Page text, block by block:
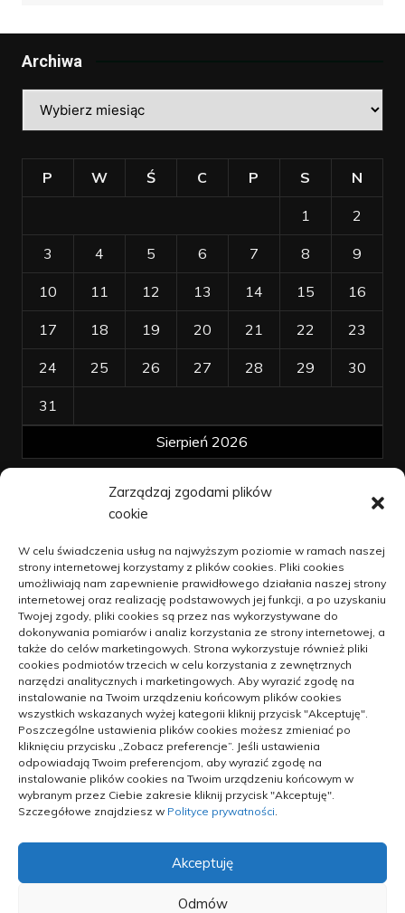
Zarządzaj zgodami plików
cookie
W celu świadczenia usług na najwyższym poziomie w ramach naszej
strony internetowej korzystamy z plików cookies. Pliki cookies
umożliwiają nam zapewnienie prawidłowego działania naszej strony
internetowej oraz realizację podstawowych jej funkcji, a po uzyskaniu
Twojej zgody, pliki cookies są przez nas wykorzystywane do
dokonywania pomiarów i analiz korzystania ze strony internetowej, a
także do celów marketingowych. Strona wykorzystuje również pliki
cookies podmiotów trzecich w celu korzystania z zewnętrznych
narzędzi analitycznych i marketingowych. Aby wyrazić zgodę na
instalowanie na Twoim urządzeniu końcowym plików cookies
wszystkich wskazanych wyżej kategorii kliknij przycisk "Akceptuję".
Poszczególne ustawienia plików cookies możesz zmieniać po
kliknięciu przycisku „Zobacz preferencje”. Jeśli ustawienia
odpowiadają Twoim preferencjom, aby wyrazić zgodę na
instalowanie plików cookies na Twoim urządzeniu końcowym w
wybranym przez Ciebie zakresie kliknij przycisk "Akceptuję".
Szczegółowe znajdziesz w Polityce prywatności.
Akceptuję
Odmów
Archiwa
Sierpień 2026
P W Ś C P S N
1 2
3 4 5 6 7 8 9
10 11 12 13 14 15 16
17 18 19 20 21 22 23
24 25 26 27 28 29 30
31
Polityka plików cookies (EU)
Polityka prywatności
Jak unowocześniać dzialalność na
wsi
9 kwietnia 2021
Blachy oraz blachowkręty –
kapitalne połączenie
14 kwietnia 2021
W jakim miejscu zakupić fotele,
do biura?
14 kwietnia 2021